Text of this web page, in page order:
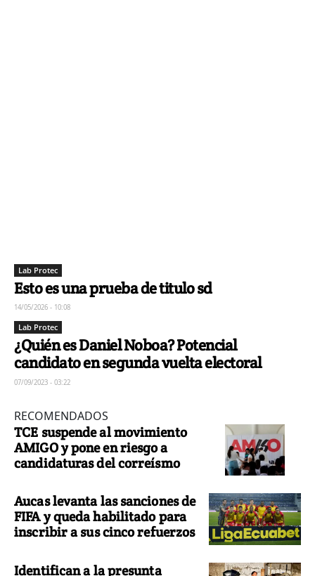
Lab Protec
Esto es una prueba de titulo sd
14/05/2026 - 10:08
Lab Protec
¿Quién es Daniel Noboa? Potencial
candidato en segunda vuelta electoral
07/09/2023 - 03:22
RECOMENDADOS
TCE suspende al movimiento
AMIGO y pone en riesgo a
candidaturas del correísmo
Aucas levanta las sanciones de
FIFA y queda habilitado para
inscribir a sus cinco refuerzos
Identifican a la presunta